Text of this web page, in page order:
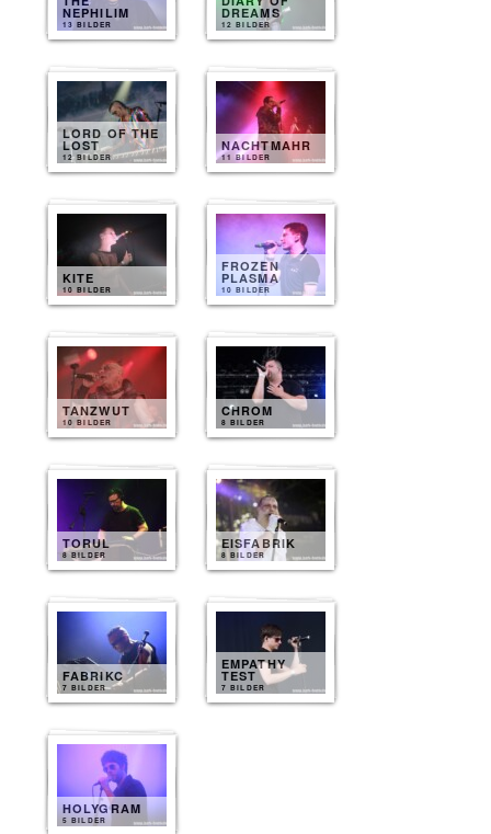
NEPHILIM
13 BILDER
DREAMS
12 BILDER
LORD OF THE
LOST
12 BILDER
NACHTMAHR
11 BILDER
KITE
10 BILDER
FROZEN
PLASMA
10 BILDER
TANZWUT
10 BILDER
CHROM
8 BILDER
TORUL
8 BILDER
EISFABRIK
8 BILDER
FABRIKC
7 BILDER
EMPATHY
TEST
7 BILDER
HOLYGRAM
5 BILDER